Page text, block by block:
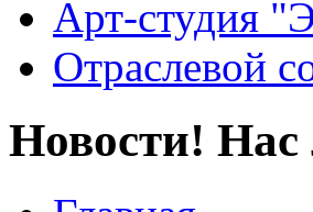
Арт-студия
Отраслевой
Новости! Нас